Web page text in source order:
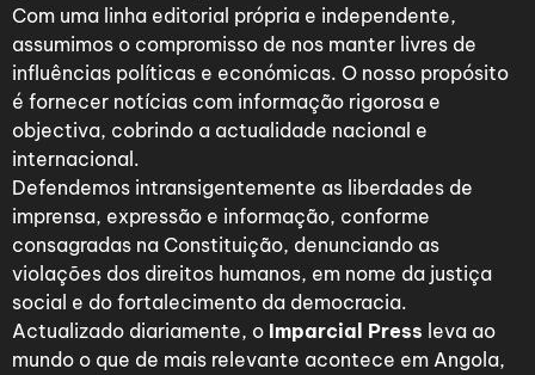
Com uma linha editorial própria e independente,
assumimos o compromisso de nos manter livres de
influências políticas e económicas. O nosso propósito
é fornecer notícias com informação rigorosa e
objectiva, cobrindo a actualidade nacional e
internacional.
Defendemos intransigentemente as liberdades de
imprensa, expressão e informação, conforme
consagradas na Constituição, denunciando as
violações dos direitos humanos, em nome da justiça
social e do fortalecimento da democracia.
Actualizado diariamente, o Imparcial Press leva ao
mundo o que de mais relevante acontece em Angola,